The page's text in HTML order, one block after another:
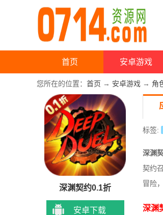
首页 安卓游戏
您所在的位置： 首页 → 安卓游戏 → 角
深渊契约0.1折
安卓下载
标签:
深渊
契约
冒险
深渊